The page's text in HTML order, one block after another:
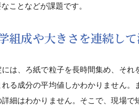
ことなどが課題です。
組成や大きさを連続し
は、ろ紙で粒子を長時間集め、そ
る成分の平均値しかわかりません。
細はわかりません。そこで、現場